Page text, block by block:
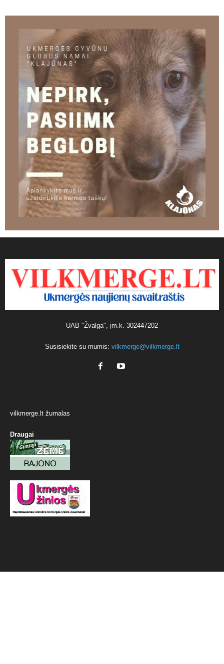
UAB "Žvalga", įm.k. 302447202
Susisiekite su mumis: vilkmerge@vilkmerge.lt
vilkmerge.lt žurnalas
Draugai